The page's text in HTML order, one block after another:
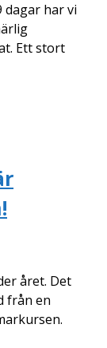
dagar har vi
Ett stort
året. Det
från en